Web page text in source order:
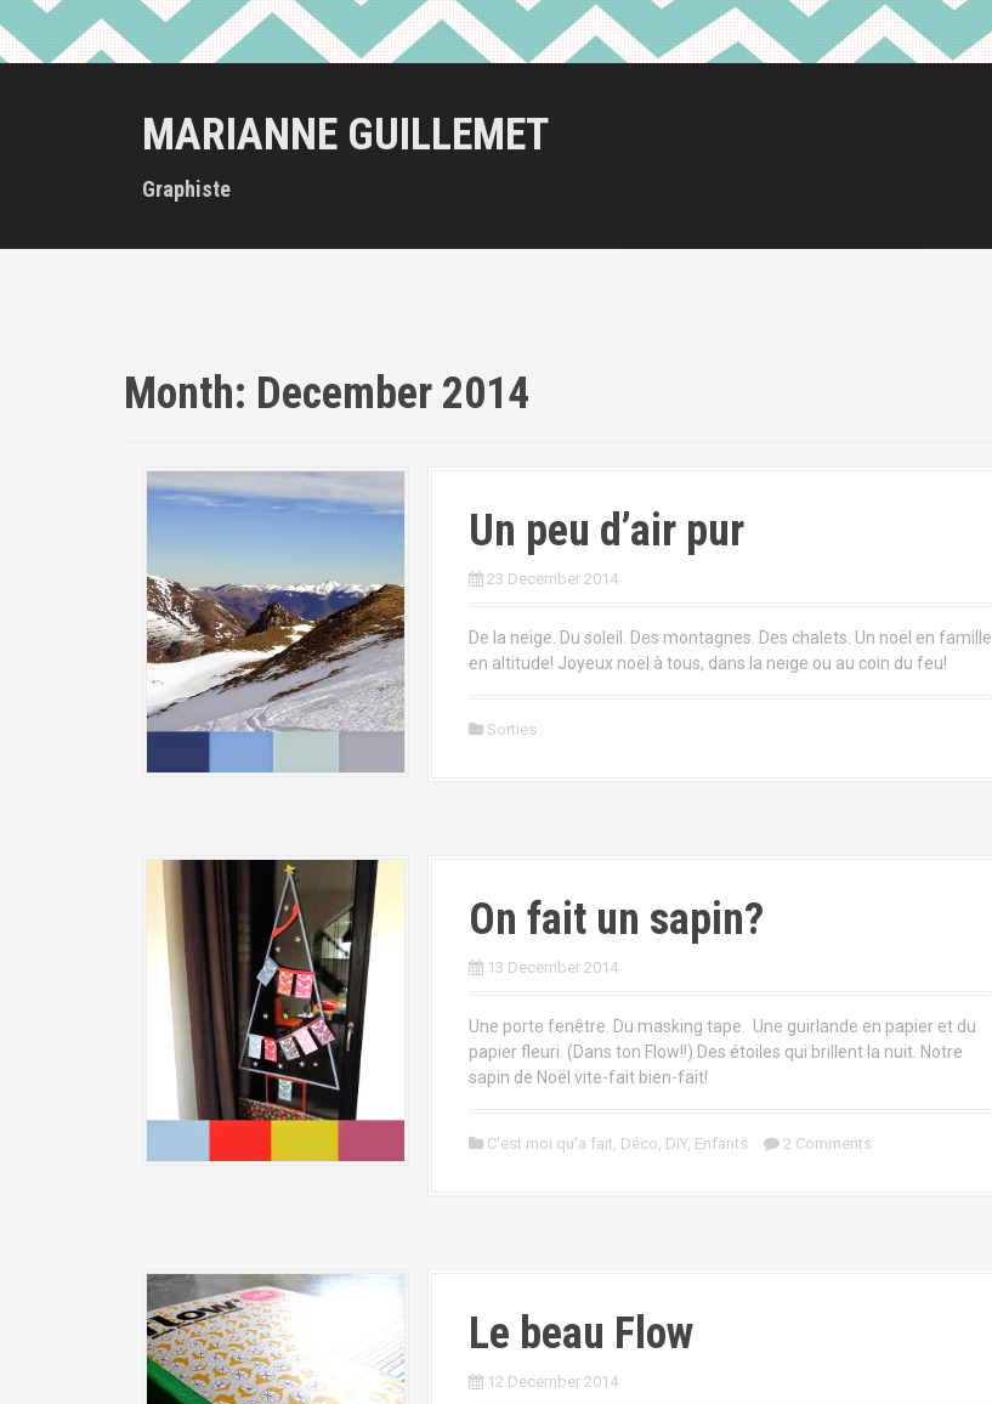
MARIANNE GUILLEMET
Graphiste
Month: December 2014
Un peu d’air pur
23 December 2014
De la neige. Du soleil. Des montagnes. Des chalets. Un noël en famille
en altitude! Joyeux noël à tous, dans la neige ou au coin du feu!
Sorties
On fait un sapin?
13 December 2014
Une porte fenêtre. Du masking tape. Une guirlande en papier et du
papier fleuri. (Dans ton Flow!!) Des étoiles qui brillent la nuit. Notre
sapin de Noël vite-fait bien-fait!
C'est moi qu'a fait, Déco, DIY, Enfants 2 Comments
Le beau Flow
12 December 2014